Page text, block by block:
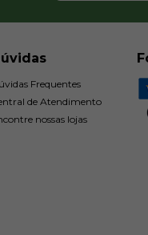
Frequentes
de Atendimento
nossas lojas